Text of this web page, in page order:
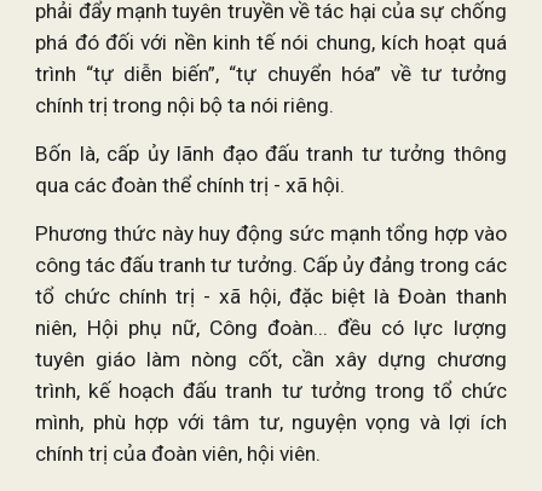
phải đẩy mạnh tuyên truyền về tác hại của sự chống
phá đó đối với nền kinh tế nói chung, kích hoạt quá
trình “tự diễn biến”, “tự chuyển hóa” về tư tưởng
chính trị trong nội bộ ta nói riêng.
Bốn là, cấp ủy lãnh đạo đấu tranh tư tưởng thông
qua các đoàn thể chính trị - xã hội.
Phương thức này huy động sức mạnh tổng hợp vào
công tác đấu tranh tư tưởng. Cấp ủy đảng trong các
tổ chức chính trị - xã hội, đặc biệt là Đoàn thanh
niên, Hội phụ nữ, Công đoàn... đều có lực lượng
tuyên giáo làm nòng cốt, cần xây dựng chương
trình, kế hoạch đấu tranh tư tưởng trong tổ chức
mình, phù hợp với tâm tư, nguyện vọng và lợi ích
chính trị của đoàn viên, hội viên.